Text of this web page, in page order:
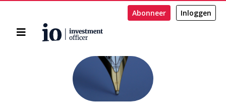
Home
Abonneer Inloggen